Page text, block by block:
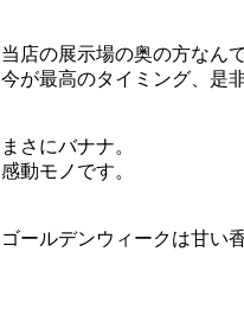
当店の展示場の奥の方なん
今が最高のタイミング、是
まさにバナナ。
感動モノです。
ゴールデンウィークは甘い